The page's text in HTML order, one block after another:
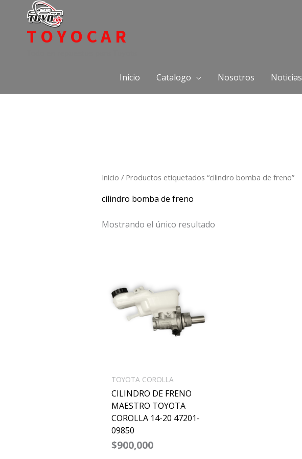
contenidoTOYOCAR
Inicio Catalogo Nosotros Noticias
Inicio / Productos etiquetados “cilindro bomba de freno”
cilindro bomba de freno
Mostrando el único resultado
TOYOTA COROLLA
CILINDRO DE FRENO
MAESTRO TOYOTA
COROLLA 14-20 47201-
09850
$900,000